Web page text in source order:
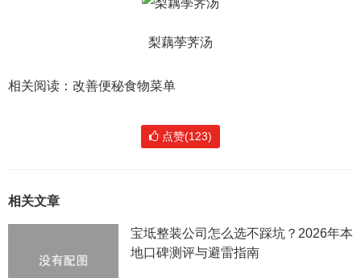
梨藕荸荠汤
相关阅读：改善便秘食物菜单
点赞(123)
相关文章
宝坻整装公司怎么选不踩坑？2026年本
地口碑测评与避雷指南